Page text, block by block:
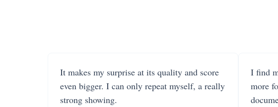
It makes my surprise at its quality and score
even bigger. I can only repeat myself, a really
strong showing.
I find
more